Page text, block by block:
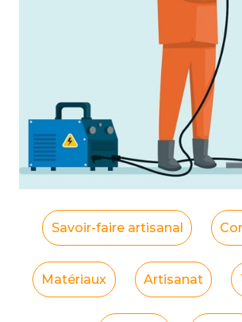
Savoir-faire artisanal
Matériaux Artisanat